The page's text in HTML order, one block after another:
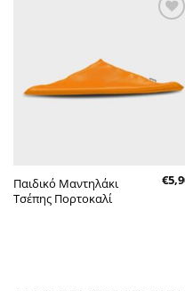
Παιδικό Μαντηλάκι
Τσέπης Πορτοκαλί
€